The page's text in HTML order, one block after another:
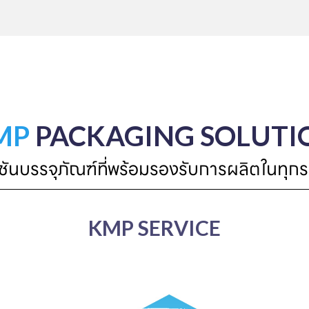
PACKAGING
นบรรจุภัณฑ์ที่พร้อมรองรับการผลิตในทุก
KMP SERVICE